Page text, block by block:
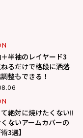
＋半袖のレイヤード3
るだけで格段に洒落
整もできる！
絶対に焼けたくない!!
くないアームカバーの
3選】